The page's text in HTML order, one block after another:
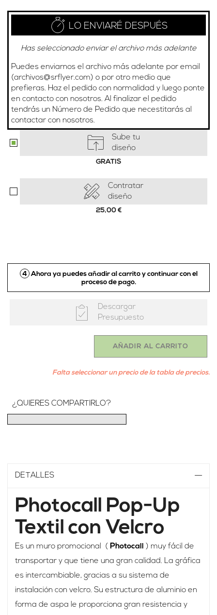
LO ENVIARÉ DESPUÉS
Has seleccionado enviar el archivo más adelante
Puedes enviarnos el archivo más adelante por email
(archivos@srflyer.com) o por otro medio que
prefieras. Haz el pedido con normalidad y luego ponte
en contacto con nosotros. Al finalizar el pedido
tendrás un Número de Pedido que necestitarás al
contactar con nosotros.
Sube tu
diseño
GRATIS
Contratar
diseño
25,00€
4 Ahora ya puedes añadir al carrito y continuar con el
proceso de pago.
Descargar
Presupuesto
AÑADIR AL CARRITO
Falta seleccionar un precio de la tabla de precios.
¿QUIERES COMPARTIRLO?
DETALLES
Photocall Pop-Up
Textil con Velcro
Es un muro promocional ( Photocall ) muy fácil de
transportar y que tiene una gran calidad. La gráfica
es intercambiable, gracias a su sistema de
instalación con velcro. Su estructura de aluminio en
forma de aspa le proporciona gran resistencia y